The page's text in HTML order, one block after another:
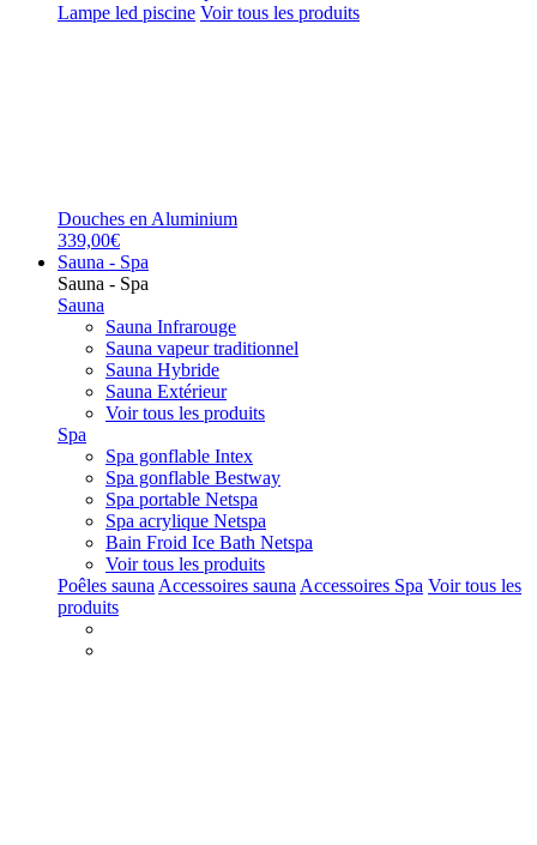
Lampe led piscine Voir tous les produits
Douches en Aluminium
339,00€
Sauna - Spa
Sauna - Spa
Sauna
Sauna Infrarouge
Sauna vapeur traditionnel
Sauna Hybride
Sauna Extérieur
Voir tous les produits
Spa
Spa gonflable Intex
Spa gonflable Bestway
Spa portable Netspa
Spa acrylique Netspa
Bain Froid Ice Bath Netspa
Voir tous les produits
Poêles sauna Accessoires sauna Accessoires Spa Voir tous les
produits